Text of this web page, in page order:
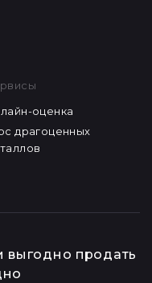
оценка
драгоценных
продать